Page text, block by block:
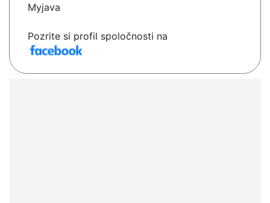
Myjava
Pozrite si profil spoločnosti na